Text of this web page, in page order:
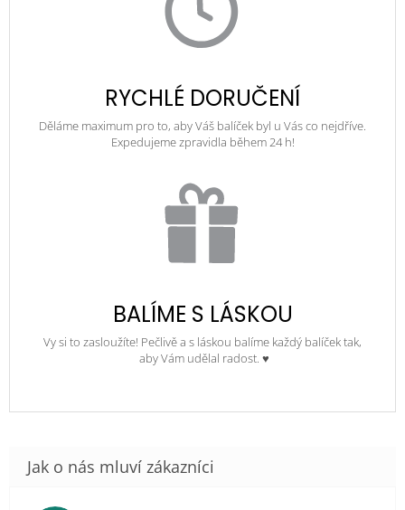
RYCHLÉ DORUČENÍ
Děláme maximum pro to, aby Váš balíček byl u Vás co nejdříve.
Expedujeme zpravidla během 24 h!
BALÍME S LÁSKOU
Vy si to zasloužíte! Pečlivě a s láskou balíme každý balíček tak,
aby Vám udělal radost. ♥